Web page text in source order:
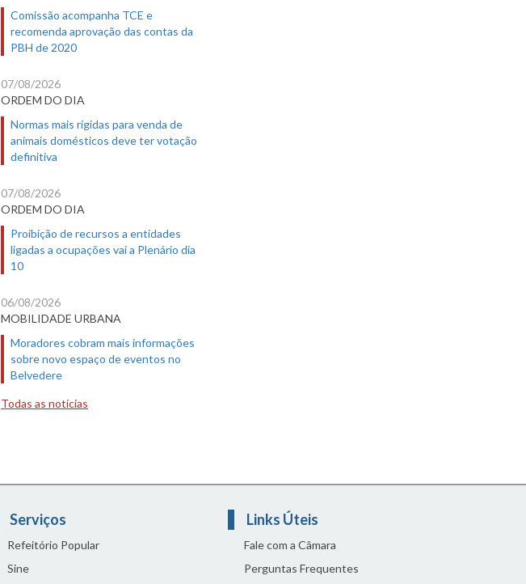
Comissão acompanha TCE e
recomenda aprovação das contas da
PBH de 2020
07/08/2026
ORDEM DO DIA
Normas mais rígidas para venda de
animais domésticos deve ter votação
definitiva
07/08/2026
ORDEM DO DIA
Proibição de recursos a entidades
ligadas a ocupações vai a Plenário dia
10
06/08/2026
MOBILIDADE URBANA
Moradores cobram mais informações
sobre novo espaço de eventos no
Belvedere
Todas as notícias
Serviços
Refeitório Popular
Sine
Links Úteis
Fale com a Câmara
Perguntas Frequentes